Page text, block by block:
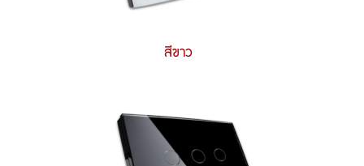
สีขาว